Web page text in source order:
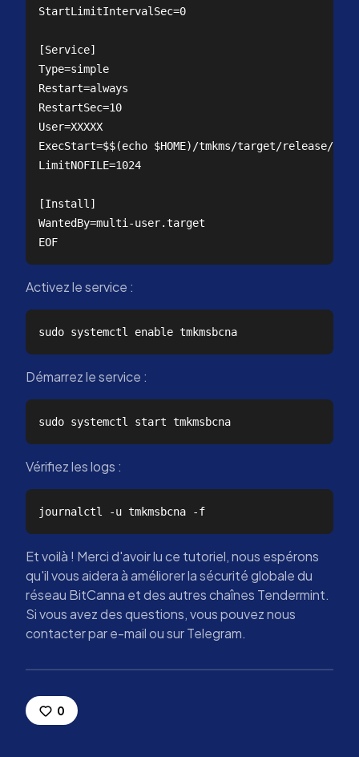
StartLimitIntervalSec=0
[Service]
Type=simple
Restart=always
RestartSec=10
User=XXXXX
ExecStart=$$(echo $HOME)/tmkms/target/release/
LimitNOFILE=1024
[Install]
WantedBy=multi-user.target
Activez le service :
Démarrez le service :
Vérifiez les logs :
Et voilà ! Merci d'avoir lu ce tutoriel, nous espérons
qu'il vous aidera à améliorer la sécurité globale du
réseau BitCanna et des autres chaînes Tendermint.
Si vous avez des questions, vous pouvez nous
contacter par e-mail ou sur Telegram.
0